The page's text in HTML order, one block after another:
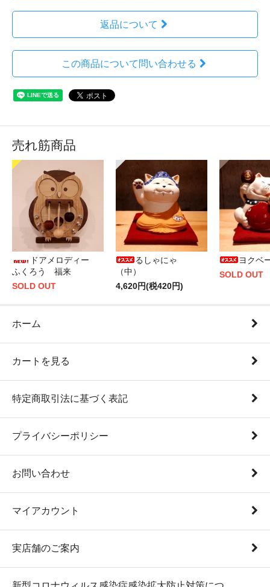
返品について
この商品について問い合わせる
売れ筋商品
ドアメロディー
ふくろう 福来
SOLD OUT
るしゃにゃ
（中）
4,620円(税420円)
ヨクベ
SOLD OUT
ホーム
カートを見る
特定商取引法に基づく表記
プライバシーポリシー
お問い合わせ
マイアカウント
実店舗のご案内